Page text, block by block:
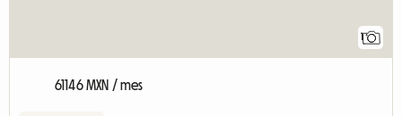
1
61146 MXN / mes